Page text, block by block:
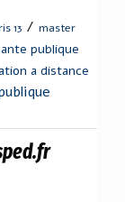
13 / master
publique
a distance